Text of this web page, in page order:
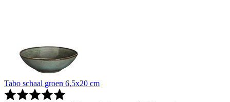
Tabo schaal groen 6,5x20 cm